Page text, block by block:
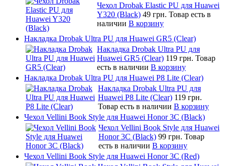
Чехол Drobak Elastic PU для Huawei
Y320 (Black) 49 грн. Товар есть в
наличии В корзину
Накладка Drobak Ultra PU для Huawei GR5 (Clear)
Накладка Drobak Ultra PU для
Huawei GR5 (Clear) 119 грн. Товар
есть в наличии В корзину
Накладка Drobak Ultra PU для Huawei P8 Lite (Clear)
Накладка Drobak Ultra PU для
Huawei P8 Lite (Clear) 119 грн.
Товар есть в наличии В корзину
Чехол Vellini Book Style для Huawei Honor 3C (Black)
Чехол Vellini Book Style для Huawei
Honor 3C (Black) 99 грн. Товар
есть в наличии В корзину
Чехол Vellini Book Style для Huawei Honor 3C (Red)